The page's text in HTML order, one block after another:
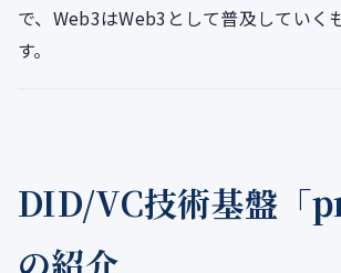
で、Web3はWeb3として普及していく
す。
DID/VC技術基盤「
の紹介